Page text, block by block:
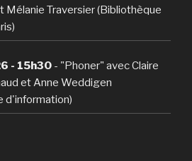
Traversier (Bibliothèque
- 15h30 - "Phoner" avec Claire
et Anne Weddigen
d'information)